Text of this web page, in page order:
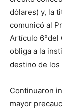
dólares) y, la
comunicó al
Artículo 6°del
obliga a la
destino de los
Continuaron
mayor